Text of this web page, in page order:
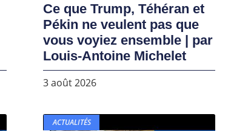
Ce que Trump, Téhéran et
Pékin ne veulent pas que
vous voyiez ensemble | par
Louis-Antoine Michelet
3 août 2026
ACTUALITÉS